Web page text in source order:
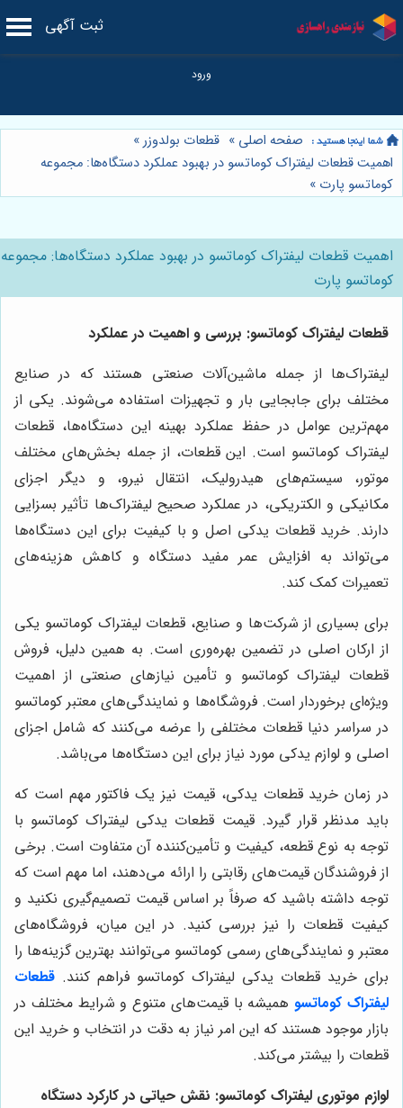
ثبت آگهی
صفحه اصلی » قطعات بولدوزر»
اهمیت قطعات لیفتراک کوماتسو در بهبود عملکرد دستگاه‌ها: مجموعه
کوماتسو پارت »
اهمیت قطعات لیفتراک کوماتسو در بهبود عملکرد دستگاه‌ها: مجموعه
کوماتسو پارت
قطعات لیفتراک کوماتسو: بررسی و اهمیت در عملکرد
لیفتراک‌ها از جمله ماشین‌آلات صنعتی هستند که در صنایع
مختلف برای جابجایی بار و تجهیزات استفاده می‌شوند. یکی از
مهم‌ترین عوامل در حفظ عملکرد بهینه این دستگاه‌ها، قطعات
لیفتراک کوماتسو است. این قطعات، از جمله بخش‌های مختلف
موتور، سیستم‌های هیدرولیک، انتقال نیرو، و دیگر اجزای
مکانیکی و الکتریکی، در عملکرد صحیح لیفتراک‌ها تأثیر بسزایی
دارند. خرید قطعات یدکی اصل و با کیفیت برای این دستگاه‌ها
می‌تواند به افزایش عمر مفید دستگاه و کاهش هزینه‌های
تعمیرات کمک کند.
برای بسیاری از شرکت‌ها و صنایع، قطعات لیفتراک کوماتسو یکی
از ارکان اصلی در تضمین بهره‌وری است. به همین دلیل، فروش
قطعات لیفتراک کوماتسو و تأمین نیازهای صنعتی از اهمیت
ویژه‌ای برخوردار است. فروشگاه‌ها و نمایندگی‌های معتبر کوماتسو
در سراسر دنیا قطعات مختلفی را عرضه می‌کنند که شامل اجزای
اصلی و لوازم یدکی مورد نیاز برای این دستگاه‌ها می‌باشد.
در زمان خرید قطعات یدکی، قیمت نیز یک فاکتور مهم است که
باید مدنظر قرار گیرد. قیمت قطعات یدکی لیفتراک کوماتسو با
توجه به نوع قطعه، کیفیت و تأمین‌کننده آن متفاوت است. برخی
از فروشندگان قیمت‌های رقابتی را ارائه می‌دهند، اما مهم است که
توجه داشته باشید که صرفاً بر اساس قیمت تصمیم‌گیری نکنید و
کیفیت قطعات را نیز بررسی کنید. در این میان، فروشگاه‌های
معتبر و نمایندگی‌های رسمی کوماتسو می‌توانند بهترین گزینه‌ها را
برای خرید قطعات یدکی لیفتراک کوماتسو فراهم کنند. قطعات
لیفتراک کوماتسو همیشه با قیمت‌های متنوع و شرایط مختلف در
بازار موجود هستند که این امر نیاز به دقت در انتخاب و خرید این
قطعات را بیشتر می‌کند.
لوازم موتوری لیفتراک کوماتسو: نقش حیاتی در کارکرد دستگاه